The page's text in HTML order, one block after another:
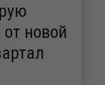
новой